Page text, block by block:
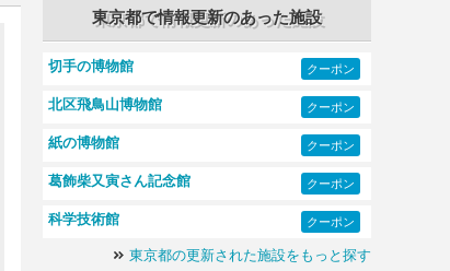
東京都で情報更新のあった施設
切手の博物館 クーポン
北区飛鳥山博物館 クーポン
紙の博物館 クーポン
葛飾柴又寅さん記念館 クーポン
科学技術館 クーポン
東京都の更新された施設をもっと探す